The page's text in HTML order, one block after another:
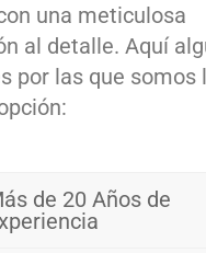
una meticulosa
al detalle. Aquí
por las que somos
de 20 Años de